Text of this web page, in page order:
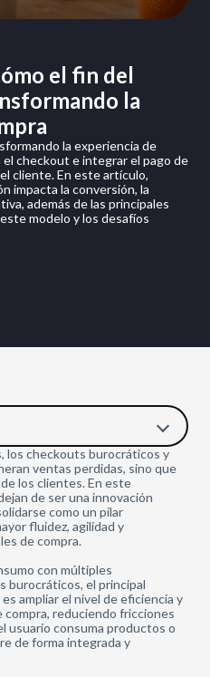
el fin del
la
la experiencia de
checkout e integrar el pago de
cliente. En este artículo,
impacta la conversión, la
además de las principales
modelo y los desafíos
los checkouts burocráticos y
ventas perdidas, sino que
los clientes. En este
de ser una innovación
como un pilar
fluidez, agilidad y
de compra.
con múltiples
burocráticos, el principal
ampliar el nivel de eficiencia y
compra, reduciendo fricciones
usuario consuma productos o
de forma integrada y